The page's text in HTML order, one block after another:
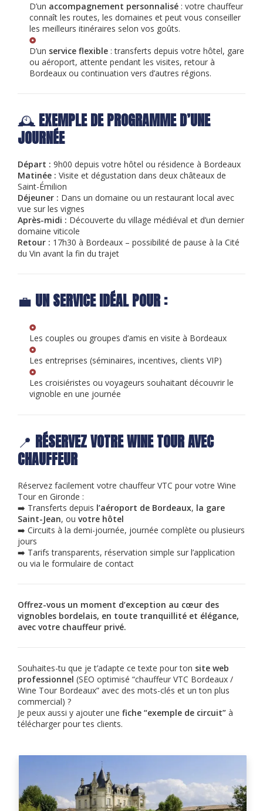
D’un accompagnement personnalisé : votre chauffeur
connaît les routes, les domaines et peut vous conseiller
les meilleurs itinéraires selon vos goûts.
D’un service flexible : transferts depuis votre hôtel, gare
ou aéroport, attente pendant les visites, retour à
Bordeaux ou continuation vers d’autres régions.
🕰️EXEMPLE DE PROGRAMME D’UNE
JOURNÉE
Départ : 9h00 depuis votre hôtel ou résidence à Bordeaux
Matinée : Visite et dégustation dans deux châteaux de
Saint-Émilion
Déjeuner : Dans un domaine ou un restaurant local avec
vue sur les vignes
Après-midi : Découverte du village médiéval et d’un dernier
domaine viticole
Retour : 17h30 à Bordeaux – possibilité de pause à la Cité
du Vin avant la fin du trajet
💼 UN SERVICE IDÉAL POUR :
Les couples ou groupes d’amis en visite à Bordeaux
Les entreprises (séminaires, incentives, clients VIP)
Les croisiéristes ou voyageurs souhaitant découvrir le
vignoble en une journée
📍 RÉSERVEZ VOTRE WINE TOUR AVEC
CHAUFFEUR
Réservez facilement votre chauffeur VTC pour votre Wine
Tour en Gironde :
➡️ Transferts depuis l’aéroport de Bordeaux, la gare
Saint-Jean, ou votre hôtel
➡️ Circuits à la demi-journée, journée complète ou plusieurs
jours
➡️ Tarifs transparents, réservation simple sur l’application
ou via le formulaire de contact
Offrez-vous un moment d’exception au cœur des
vignobles bordelais, en toute tranquillité et élégance,
avec votre chauffeur privé.
Souhaites-tu que je t’adapte ce texte pour ton site web
professionnel (SEO optimisé “chauffeur VTC Bordeaux /
Wine Tour Bordeaux” avec des mots-clés et un ton plus
commercial) ?
Je peux aussi y ajouter une fiche “exemple de circuit” à
télécharger pour tes clients.